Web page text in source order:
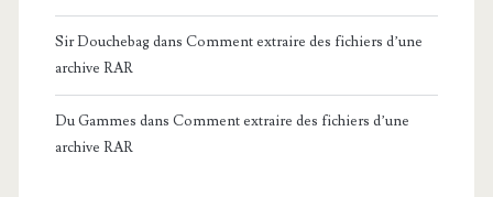
Sir Douchebagdans Comment extraire des fichiers d’une
archive RAR
Du Gammes dans Comment extraire des fichiers d’une
archive RAR